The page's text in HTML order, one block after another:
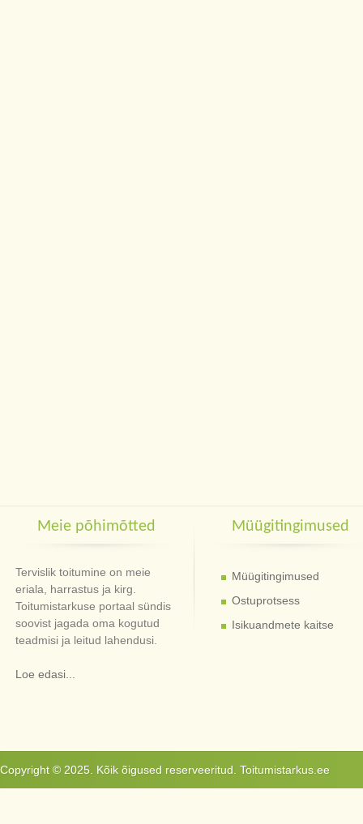
Meie põhimõtted
Tervislik toitumine on meie
eriala, harrastus ja kirg.
Toitumistarkuse portaal sündis
soovist jagada oma kogutud
teadmisi ja leitud lahendusi.
Loe edasi...
Müügitingimused
Müügitingimused
Ostuprotsess
Isikuandmete kaitse
Copyright © 2025. Kõik õigused reserveeritud. Toitumistarkus.ee